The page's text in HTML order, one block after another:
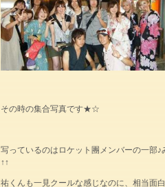
その時の集合写真です★☆
写っているのはロケット團メンバーの一部
↑↑
祐くんも一見クールな感じなのに、相当面